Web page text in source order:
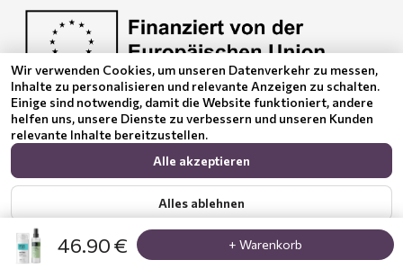
46.90 € + Warenkorb
Euquality LTD führt den Vertrag No. BG-RRP-3.005-
2120-C01
© 2024 Benepura Trust Nature. All Rights Reserved
Wir verwenden Cookies, um unseren Datenverkehr zu messen,
Inhalte zu personalisieren und relevante Anzeigen zu schalten.
Einige sind notwendig, damit die Website funktioniert, andere
helfen uns, unsere Dienste zu verbessern und unseren Kunden
relevante Inhalte bereitzustellen.
Alle akzeptieren
Alles ablehnen
Zeig mehr Datenschutzerklärung